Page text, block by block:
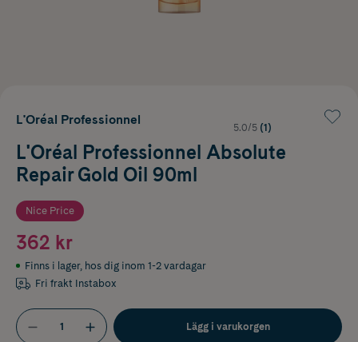
L'Oréal Professionnel
5.0/5 (1)
L'Oréal Professionnel Absolute
Repair Gold Oil 90ml
Nice Price
362 kr
Finns i lager, hos dig inom 1-2 vardagar
Fri frakt Instabox
Lägg i varukorgen